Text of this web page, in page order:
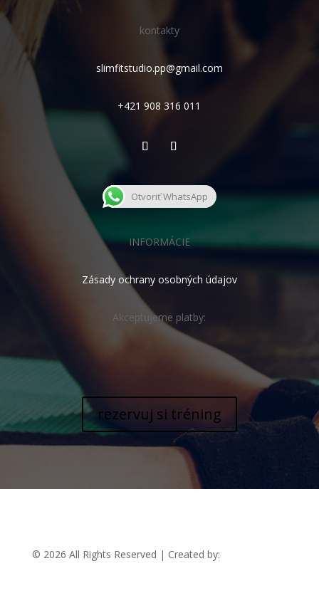
kontakty
slimfitstudio.pp@gmail.com
+421 908 316 011
Otvoriť WhatsApp
INFORMÁCIE
Zásady ochrany osobných údajov
Akceptujeme platby:
rezervuj si tréning
© 2026 All Rights Reserved | Created by: